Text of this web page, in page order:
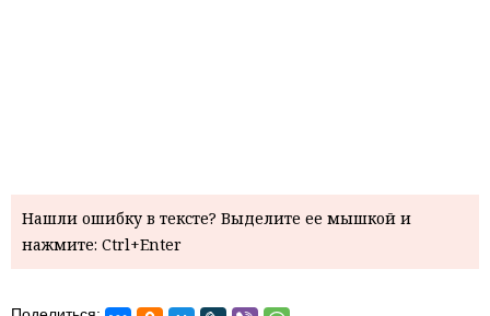
Нашли ошибку в тексте? Выделите ее мышкой и
нажмите: Ctrl+Enter